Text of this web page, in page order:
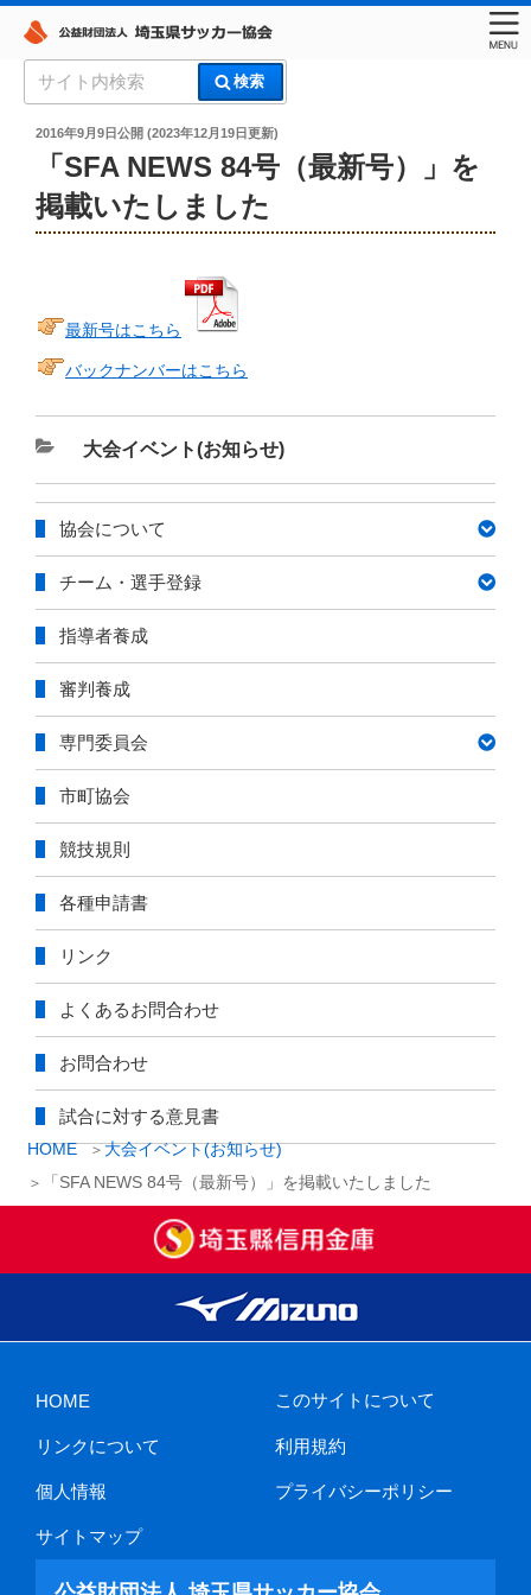
索:
検索
埼玉県サッカー協会
HOME
大会イベント(お知らせ)
「SFA NEWS 84号（最新号）」を掲載いたしました
投
2016年9月9日公開 (2023年12月19日更新)
「SFA NEWS 84号（最新号）」を
掲載いたしました
最新号はこちら
バックナンバーはこちら
カ
テ
リ
大会イベント(お知らせ)
協会について
チーム・選手登録
指導者養成
審判養成
専門委員会
市町協会
競技規則
各種申請書
リンク
よくあるお問合わせ
お問合わせ
試合に対する意見書
HOME このサイトについて
リンクについて 利用規約
個人情報 プライバシーポリシー
サイトマップ